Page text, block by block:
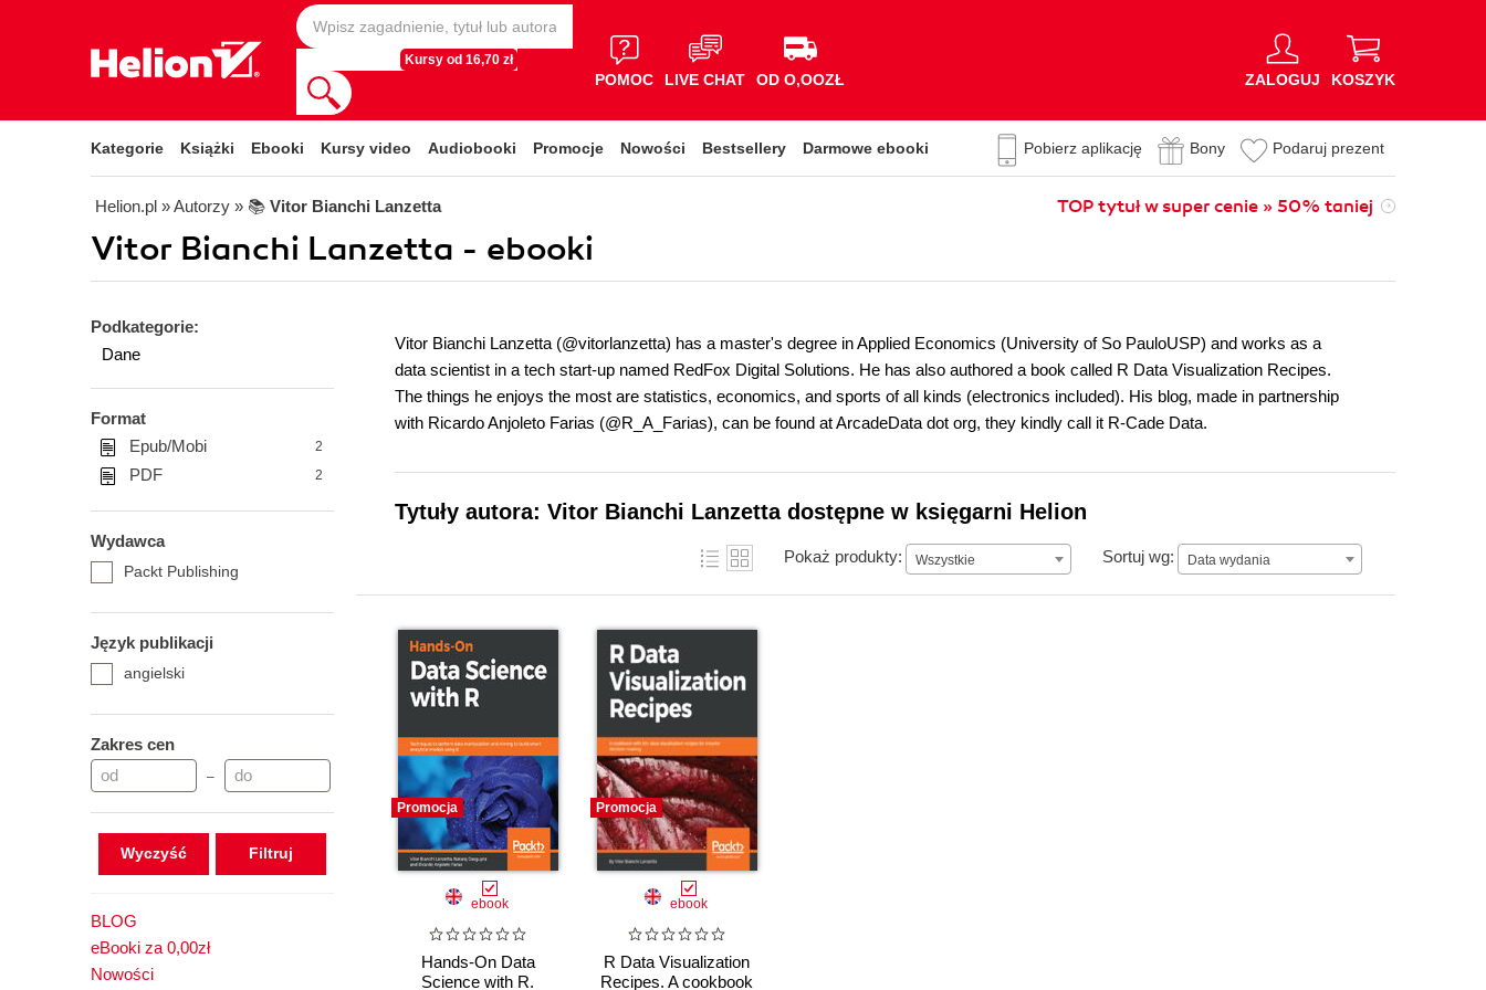
Kursy od 16,70 zł
POMOC LIVE CHAT OD O,OOZŁ ZALOGUJ KOSZYK
Kategorie Książki Ebooki Kursy video Audiobooki Promocje Nowości Bestsellery Darmowe ebooki Pobierz aplikację Bony Podaruj prezent
Helion.pl » Autorzy » 📚 Vitor Bianchi Lanzetta TOP tytuł w super cenie » 50% taniej
Vitor Bianchi Lanzetta - ebooki
Podkategorie:
Dane
Format
Epub/Mobi
2
PDF 2
Wydawca
Packt Publishing
Język publikacji
angielski
Zakres cen
–
Wyczyść
BLOG
eBooki za 0,00zł
Nowości
Vitor Bianchi Lanzetta (@vitorlanzetta) has a master's degree in Applied Economics (University of So PauloUSP) and works as a
data scientist in a tech start-up named RedFox Digital Solutions. He has also authored a book called R Data Visualization Recipes.
The things he enjoys the most are statistics, economics, and sports of all kinds (electronics included). His blog, made in partnership
with Ricardo Anjoleto Farias (@R_A_Farias), can be found at ArcadeData dot org, they kindly call it R-Cade Data.
Tytuły autora: Vitor Bianchi Lanzetta dostępne w księgarni Helion
Pokaż produkty: Wszystkie Sortuj wg: Data wydania
Data wydania
Promocja
ebook
Hands-On Data
Science with R.
Promocja
ebook
R Data Visualization
Recipes. A cookbook